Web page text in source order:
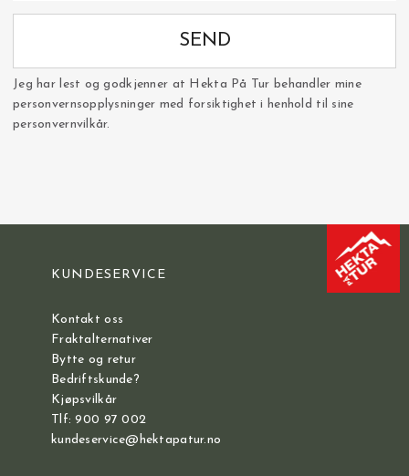
SEND
Jeg har lest og godkjenner at Hekta På Tur behandler mine
personvernsopplysninger med forsiktighet i henhold til sine
personvernvilkår.
KUNDESERVICE
Kontakt oss
Fraktalternativer
Bytte og retur
Bedriftskunde?
Kjøpsvilkår
Tlf: 900 97 002
kundeservice@hektapatur.no